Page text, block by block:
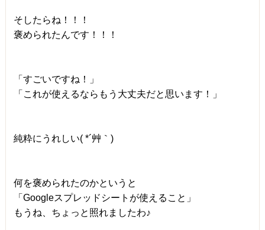
そしたらね！！！
褒められたんです！！！
「すごいですね！」
「これが使えるならもう大丈夫だと思います！」
純粋にうれしい( *´艸｀)
何を褒められたのかというと
「Googleスプレッドシートが使えること」
もうね、ちょっと照れましたわ♪